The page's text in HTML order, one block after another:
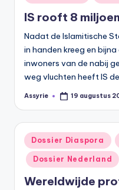
in
IS rooft 8
Nadat de Islamitische
in handen kreeg en
inwoners van de nabij
weg vluchten heeft IS
Geplaatst
Assyrie 19 augustus
Geplaatst
in
Dossier Diaspora
Dossier Nederland
Wereldwijde